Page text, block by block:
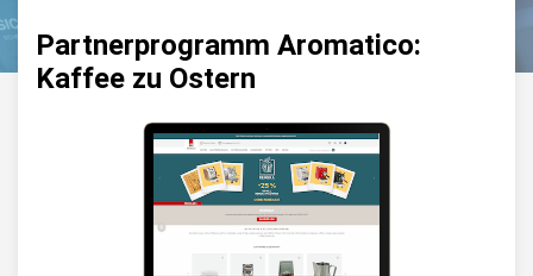
Partnerprogramm Aromatico:
Kaffee zu Ostern